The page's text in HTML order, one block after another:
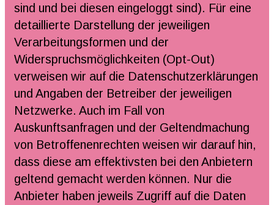
sind und bei diesen eingeloggt sind). Für eine
detaillierte Darstellung der jeweiligen
Verarbeitungsformen und der
Widerspruchsmöglichkeiten (Opt-Out)
verweisen wir auf die Datenschutzerklärungen
und Angaben der Betreiber der jeweiligen
Netzwerke. Auch im Fall von
Auskunftsanfragen und der Geltendmachung
von Betroffenenrechten weisen wir darauf hin,
dass diese am effektivsten bei den Anbietern
geltend gemacht werden können. Nur die
Anbieter haben jeweils Zugriff auf die Daten